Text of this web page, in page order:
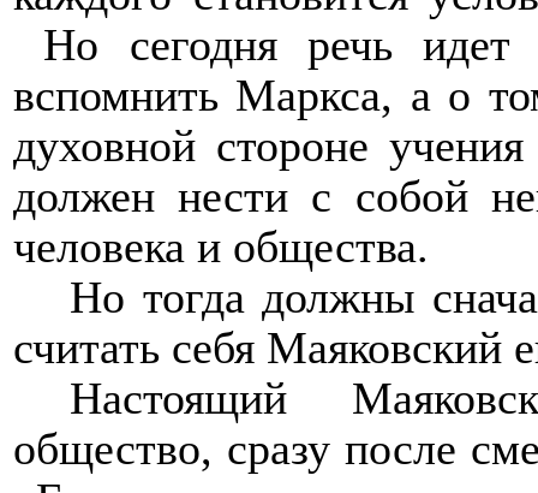
Но сегодня речь
вспомнить Маркса, а о
духовной стороне
должен нести с собой
человека и общества.
Но тогда должны
считать себя Маяковский
Настоящий
общество, сразу после